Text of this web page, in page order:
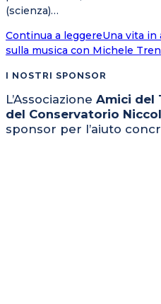
(scienza)…
Continua a leggereUna vita in
sulla musica con Michele
I NOSTRI SPONSOR
L’Associazione Amici del
del Conservatorio
sponsor per l’aiuto